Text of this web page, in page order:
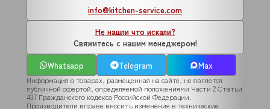
info@kitchen-service.com
Не нашли что искали?
Свяжитесь с нашим менеджером!
Whatsapp
Telegram Max
Информация о товарах, размещенная на сайте, не является
публичной офертой, определяемой положениями Части 2 Статьи
437 Гражданского кодекса Российской Федерации.
Производители вправе вносить изменения в технические